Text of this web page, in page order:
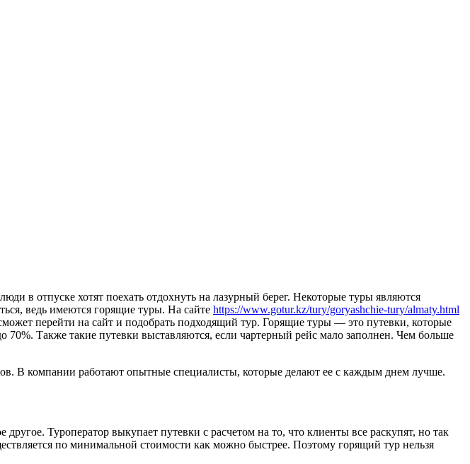
в отпуске хотят поехать отдохнуть на лазурный берег. Некоторые туры являются
ведь имеются горящие туры. На сайте https://www.gotur.kz/tury/goryashchie-tury/almaty.html
перейти на сайт и подобрать подходящий тур. Горящие туры — это путевки, которые
70%. Также такие путевки выставляются, если чартерный рейс мало заполнен. Чем больше
В компании работают опытные специалисты, которые делают ее с каждым днем лучше.
Туроператор выкупает путевки с расчетом на то, что клиенты все раскупят, но так
по минимальной стоимости как можно быстрее. Поэтому горящий тур нельзя